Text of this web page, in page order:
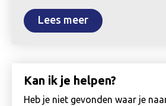
Lees meer
Kan ik je helpen?
Heb je niet gevonden waar je